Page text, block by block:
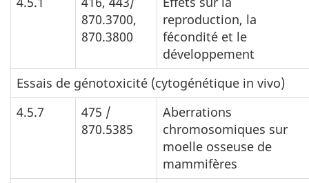
870.3700,
870.3800
reproduction, la
fécondité et le
développement
Essais de génotoxicité (cytogénétique in vivo)
4.5.7
475 /
870.5385
Aberrations
chromosomiques sur
moelle osseuse de
mammifères